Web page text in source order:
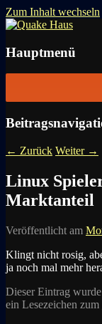
Zum Inhalt wechseln
Quake
Hauptmenü
← Zurück Weiter →
Linux
Marktanteil
Veröffentlicht am
Klingt nicht rosig,
ja noch mal mehr
Dieser Eintrag
ein Lesezeichen zum